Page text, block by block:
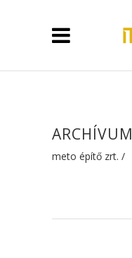
ARCHÍVUM
meto építő zrt. /